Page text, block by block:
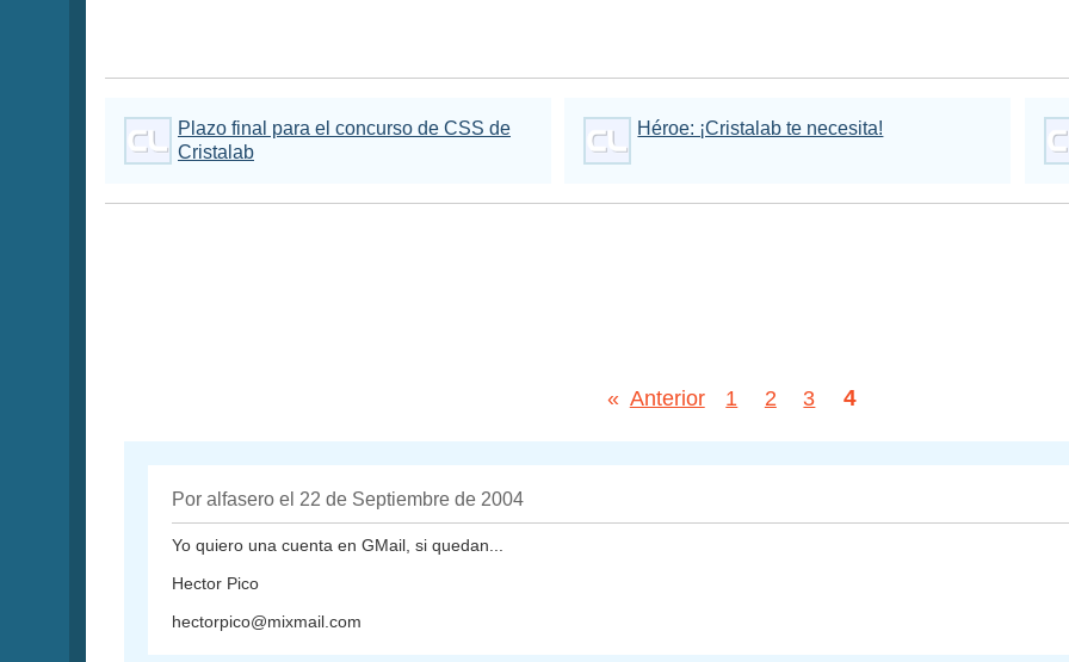
Plazo final para el concurso de CSS de
Cristalab
Héroe: ¡Cristalab te necesita!
« Anterior 1 2 3 4
Por alfasero el 22 de Septiembre de 2004
Yo quiero una cuenta en GMail, si quedan...
Hector Pico
hectorpico@mixmail.com